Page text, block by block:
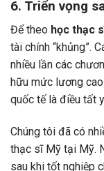
6. Triển vọng
Để theo học thạc
tài chính “khủng”.
nhiều lần các
hữu mức lương
quốc tế là điều tất
Chúng tôi đã có
thạc sĩ Mỹ tại Mỹ.
sau khi tốt nghiệp